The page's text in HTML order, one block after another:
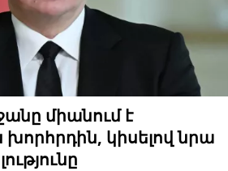
միանում է
կիսելով նրա